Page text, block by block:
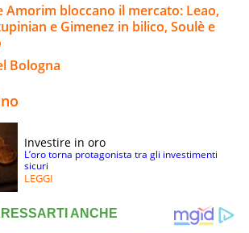
Amorim bloccano il mercato: Leao,
e Gimenez in bilico, Soulè e
Bologna
Investire in oro
L’oro torna protagonista tra gli investimenti
sicuri
LEGGI